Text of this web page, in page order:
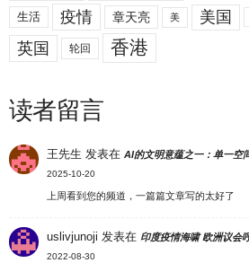
生活 疫情 章天亮 美 美国
英国 轮回 香港
读者留言
王先生 发表在AI的文明意蕴之一：单一空
2025-10-20
上周看到您的频道，一篇篇文章写的太好了
uslivjunoji 发表在 印度疫情海啸 欧洲议会
2022-08-30